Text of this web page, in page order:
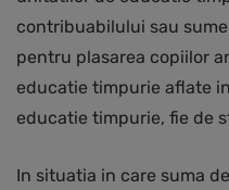
contribuabilului sau
pentru plasarea copiilor
educatie timpurie aflate
educatie timpurie, fie de
In situatia in care suma